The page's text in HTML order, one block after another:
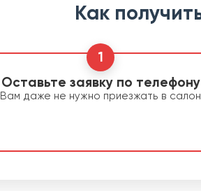
Как
1
Оставьте заявку по телефону
Вам даже не нужно приезжать в салон